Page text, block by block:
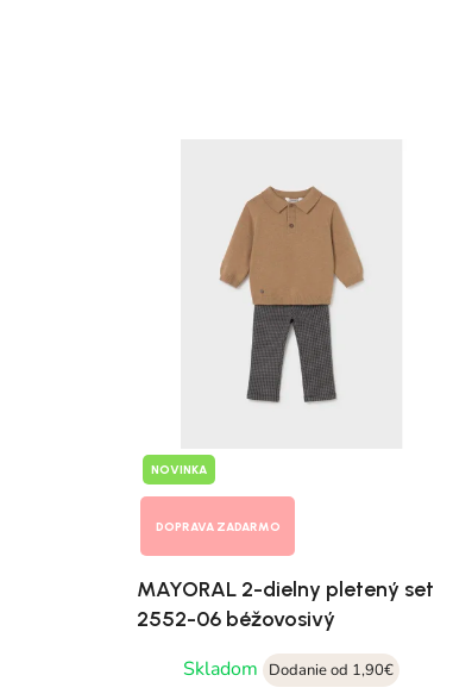
NOVINKA
DOPRAVA ZADARMO
MAYORAL 2-dielny pletený set
2552-06 béžovosivý
Skladom Dodanie od 1,90€